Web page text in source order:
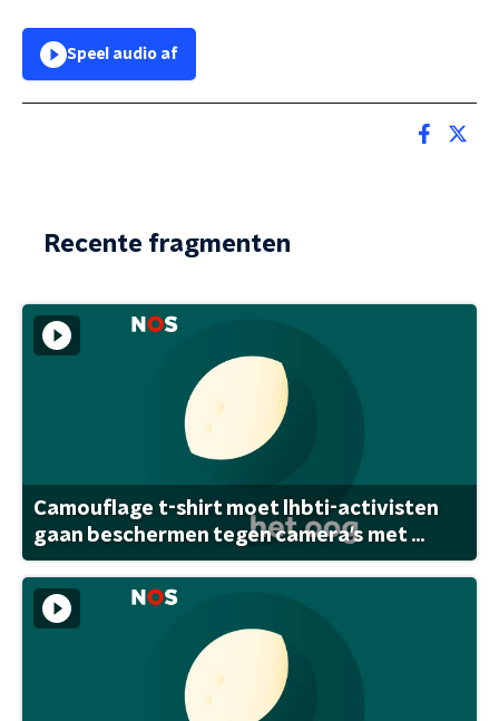
Speel audio af
Recente fragmenten
Camouflage t-shirt moet lhbti-activisten
gaan beschermen tegen camera's met ...